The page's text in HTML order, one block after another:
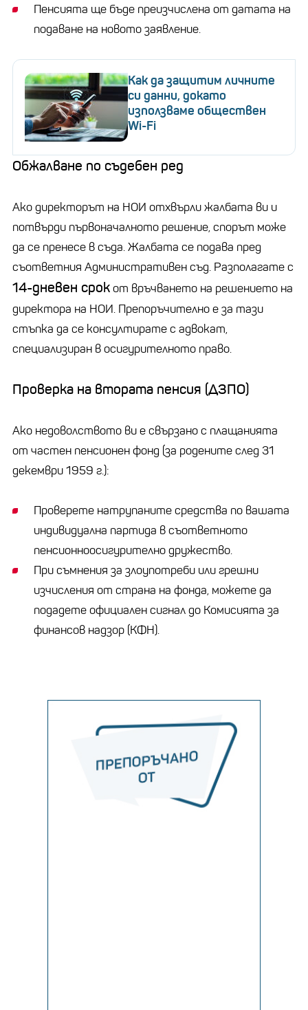
Пенсията ще бъде преизчислена от датата на
подаване на новото заявление.
Как да защитим личните
си данни, докато
използваме обществен
Wi-Fi
Обжалване по съдебен ред
Ако директорът на НОИ отхвърли жалбата ви и
потвърди първоначалното решение, спорът може
да се пренесе в съда. Жалбата се подава пред
съответния Административен съд. Разполагате с
14-дневен срокот връчването на решението на
директора на НОИ. Препоръчително е за тази
стъпка да се консултирате с адвокат,
специализиран в осигурителното право.
Проверка на втората пенсия (ДЗПО)
Ако недоволството ви е свързано с плащанията
от частен пенсионен фонд (за родените след 31
декември 1959 г.):
Проверете натрупаните средства по вашата
индивидуална партида в съответното
пенсионноосигурително дружество.
При съмнения за злоупотреби или грешни
изчисления от страна на фонда, можете да
подадете официален сигнал до Комисията за
финансов надзор (КФН).